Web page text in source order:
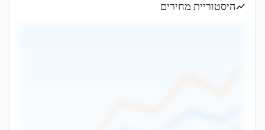
היסטוריית מחירים